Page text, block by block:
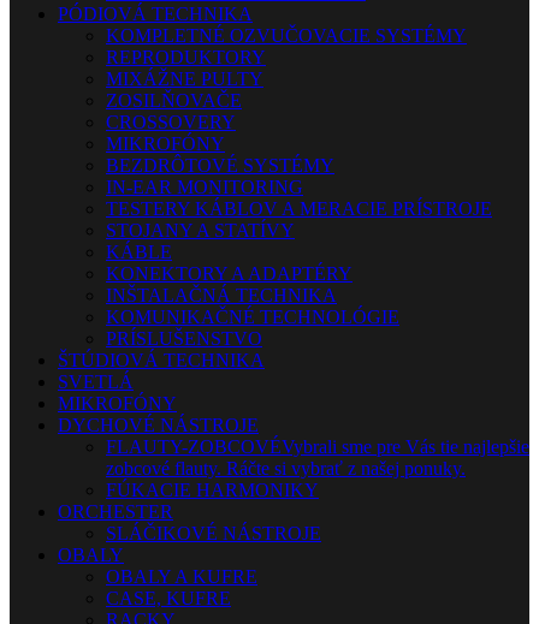
PÓDIOVÁ TECHNIKA
KOMPLETNÉ OZVUČOVACIE SYSTÉMY
REPRODUKTORY
MIXÁŽNE PULTY
ZOSILŇOVAČE
CROSSOVERY
MIKROFÓNY
BEZDRÔTOVÉ SYSTÉMY
IN-EAR MONITORING
TESTERY KÁBLOV A MERACIE PRÍSTROJE
STOJANY A STATÍVY
KÁBLE
KONEKTORY A ADAPTÉRY
INŠTALAČNÁ TECHNIKA
KOMUNIKAČNÉ TECHNOLÓGIE
PRÍSLUŠENSTVO
ŠTÚDIOVÁ TECHNIKA
SVETLÁ
MIKROFÓNY
DYCHOVÉ NÁSTROJE
FLAUTY-ZOBCOVÉVybrali sme pre Vás tie najlepšie
zobcové flauty. Ráčte si vybrať z našej ponuky.
FÚKACIE HARMONIKY
ORCHESTER
SLÁČIKOVÉ NÁSTROJE
OBALY
OBALY A KUFRE
CASE, KUFRE
RACKY